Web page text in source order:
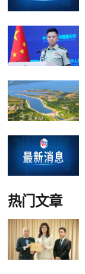
热门文章